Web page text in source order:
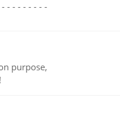
- - - - - - - -
purpose,